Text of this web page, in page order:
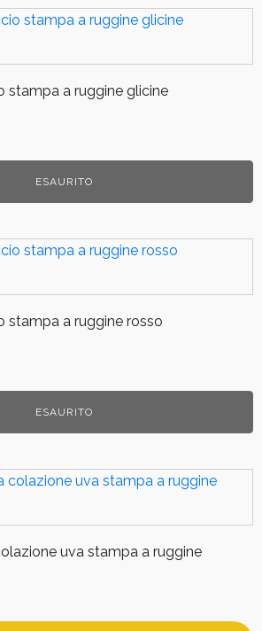
stampa a ruggine glicine
ESAURITO
stampa a ruggine rosso
ESAURITO
uva stampa a ruggine